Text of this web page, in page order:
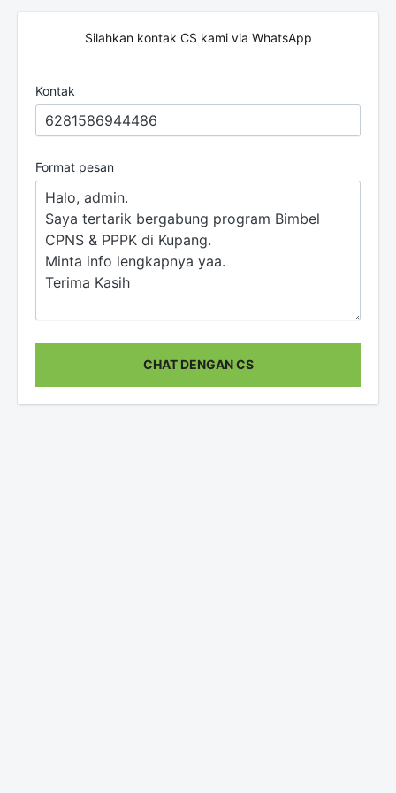
Silahkan kontak CS kami via WhatsApp
Kontak
Format pesan
CHAT DENGAN CS